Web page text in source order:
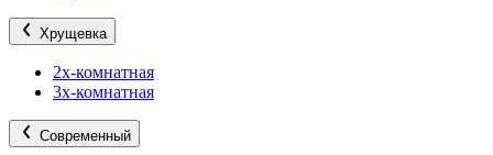
Хрущевка
2х-комнатная
3х-комнатная
Современный